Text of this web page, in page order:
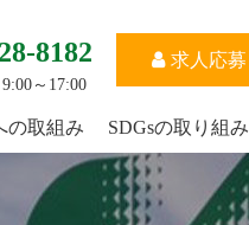
の取組み SDGsの取り組み
求人応募
8182
～17:00